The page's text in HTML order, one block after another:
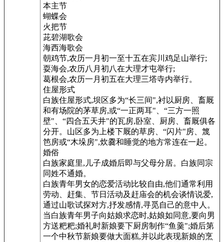
本主节
蝴蝶会
火把节
茈碧湖歌会
海西海歌会
朝鸡节,农历一月初一至十五在宾川鸡足山举行;
耍海会,农历八月初八在大理才屯举行;
葛根会,农历一月初五在大理三塔寺内举行。
住屋形式
白族住屋形式,坝区多为“长三间",衬以厨房、畜厩
和有场院的茅草房,或“一正两耳"、“三方一照
壁"、“四合五天井"的瓦房,卧室、厨房、畜厩俱各
分开。山区多为上楼下厩的草房、“闪片"房、篾
笆房或“木垛房",炊爨和睡觉的地方常连在一起。
婚俗
白族家庭里,儿子成婚后即与父母分居。白族同宗
同姓不通婚。
白族青年男女的恋爱活动比较自由,他们通常利用
劳动、赶集、节日活动及赶庙会的机会谈情说爱,
通过山歌试探对方,抒发感情,寻觅自己的意中人。
当白族青年男子向姑娘求恋时,姑娘如同意,要向男
方送粑粑;婚礼时新娘要下厨房制作“鱼羹";婚后第
一个中秋节新娘要做大面糕,并以此表现新娘的烹